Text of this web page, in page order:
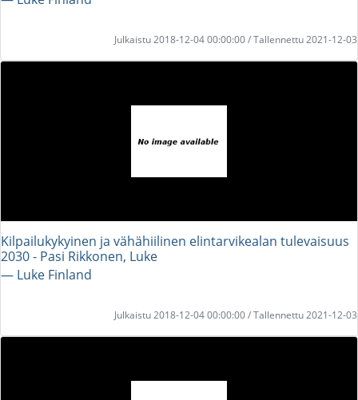
Julkaistu 2018-12-04 00:00:00 / Tallennettu 2021-12-03
Kilpailukykyinen ja vähähiilinen elintarvikealan tulevaisuus
2030 - Pasi Rikkonen, Luke
― Luke Finland
Julkaistu 2018-12-04 00:00:00 / Tallennettu 2021-12-03